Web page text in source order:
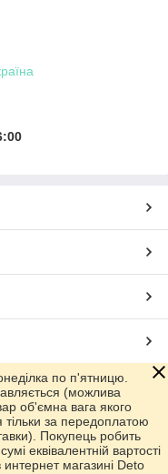
по п'ятницю.
(можлива
об'ємна вага якого
тільки за передоплатою
Покупець робить
еквівалентній вартості
магазині Deto